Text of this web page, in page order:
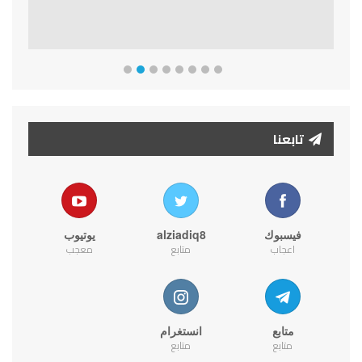
تابعنا
فيسبوك
اعجاب
alziadiq8
متابع
يوتيوب
معجب
متابع
متابع
انستغرام
متابع